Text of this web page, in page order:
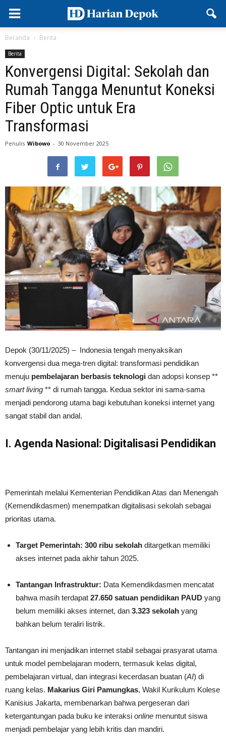
Beranda Berita
Berita
Konvergensi Digital: Sekolah dan
Rumah Tangga Menuntut Koneksi
Fiber Optic untuk Era
Transformasi
Penulis Wibowo - 30 November 2025
Depok (30/11/2025) – Indonesia tengah menyaksikan
konvergensi dua mega-tren digital: transformasi pendidikan
menuju pembelajaran berbasis teknologi dan adopsi konsep **
smart living ** di rumah tangga. Kedua sektor ini sama-sama
menjadi pendorong utama bagi kebutuhan koneksi internet yang
sangat stabil dan andal.
I. Agenda Nasional: Digitalisasi Pendidikan
Pemerintah melalui Kementerian Pendidikan Atas dan Menengah
(Kemendikdasmen) menempatkan digitalisasi sekolah sebagai
prioritas utama.
Target Pemerintah: 300 ribu sekolah ditargetkan memiliki
akses internet pada akhir tahun 2025.
Tantangan Infrastruktur: Data Kemendikdasmen mencatat
bahwa masih terdapat 27.650 satuan pendidikan PAUD yang
belum memiliki akses internet, dan 3.323 sekolah yang
bahkan belum teraliri listrik.
Tantangan ini menjadikan internet stabil sebagai prasyarat utama
untuk model pembelajaran modern, termasuk kelas digital,
pembelajaran virtual, dan integrasi kecerdasan buatan (AI) di
ruang kelas. Makarius Giri Pamungkas, Wakil Kurikulum Kolese
Kanisius Jakarta, membenarkan bahwa pergeseran dari
ketergantungan pada buku ke interaksi online menuntut siswa
menjadi pembelajar yang lebih kritis dan mandiri.